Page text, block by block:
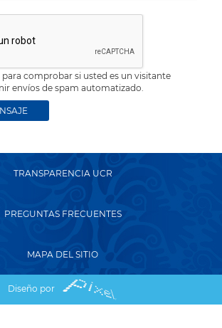
para comprobar si usted es un visitante
envíos de spam automatizado.
TRANSPARENCIA UCR
PREGUNTAS FRECUENTES
MAPA DEL SITIO
Diseño por